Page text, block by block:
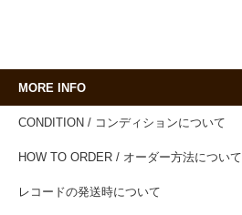
MORE INFO
CONDITION / コンディションについて
HOW TO ORDER / オーダー方法について
レコードの発送時について